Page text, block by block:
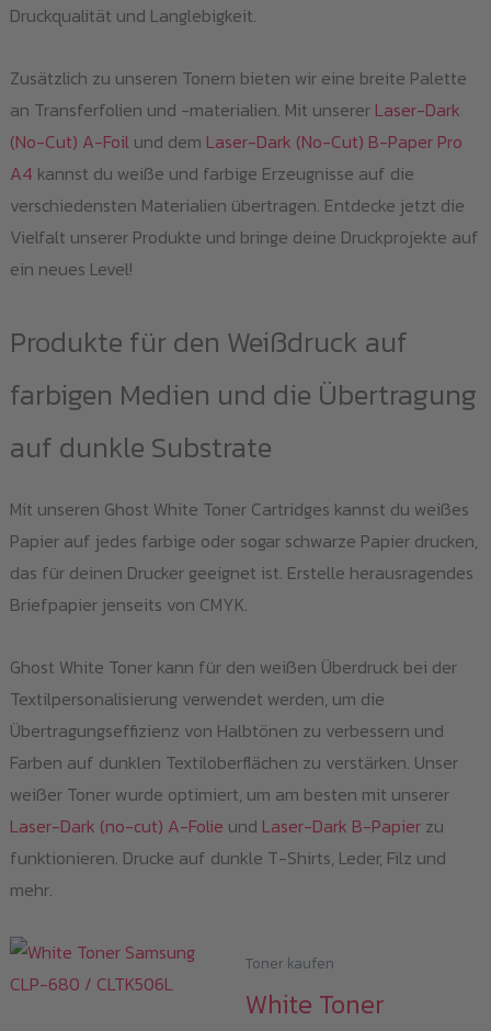
Druckqualität und Langlebigkeit.
Zusätzlich zu unseren Tonern bieten wir eine breite Palette
an Transferfolien und -materialien. Mit unserer Laser-Dark
(No-Cut) A-Foilund dem Laser-Dark (No-Cut) B-Paper Pro
A4 kannst du weiße und farbige Erzeugnisse auf die
verschiedensten Materialien übertragen. Entdecke jetzt die
Vielfalt unserer Produkte und bringe deine Druckprojekte auf
ein neues Level!
Produkte für den Weißdruck auf
farbigen Medien und die Übertragung
auf dunkle Substrate
Mit unseren Ghost White Toner Cartridges kannst du weißes
Papier auf jedes farbige oder sogar schwarze Papier drucken,
das für deinen Drucker geeignet ist. Erstelle herausragendes
Briefpapier jenseits von CMYK.
Ghost White Toner kann für den weißen Überdruck bei der
Textilpersonalisierung verwendet werden, um die
Übertragungseffizienz von Halbtönen zu verbessern und
Farben auf dunklen Textiloberflächen zu verstärken. Unser
weißer Toner wurde optimiert, um am besten mit unserer
Laser-Dark (no-cut) A-Folie und Laser-Dark B-Papierzu
funktionieren. Drucke auf dunkle T-Shirts, Leder, Filz und
mehr.
Toner kaufen
White Toner